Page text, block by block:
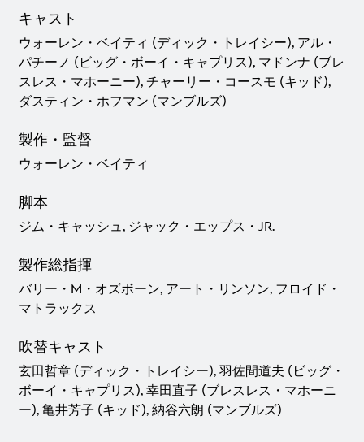
キャスト
ウォーレン・ベイティ (ディック・トレイシー), アル・
パチーノ (ビッグ・ボーイ・キャプリス), マドンナ (ブレ
スレス・マホーニー), チャーリー・コースモ (キッド),
ダスティン・ホフマン (マンブルズ)
製作・監督
ウォーレン・ベイティ
脚本
ジム・キャッシュ, ジャック・エップス・JR.
製作総指揮
バリー・M・オズボーン, アート・リンソン, フロイド・
マトラックス
吹替キャスト
玄田哲章 (ディック・トレイシー), 羽佐間道夫 (ビッグ・
ボーイ・キャプリス), 幸田直子 (ブレスレス・マホーニ
ー), 亀井芳子 (キッド), 納谷六朗 (マンブルズ)